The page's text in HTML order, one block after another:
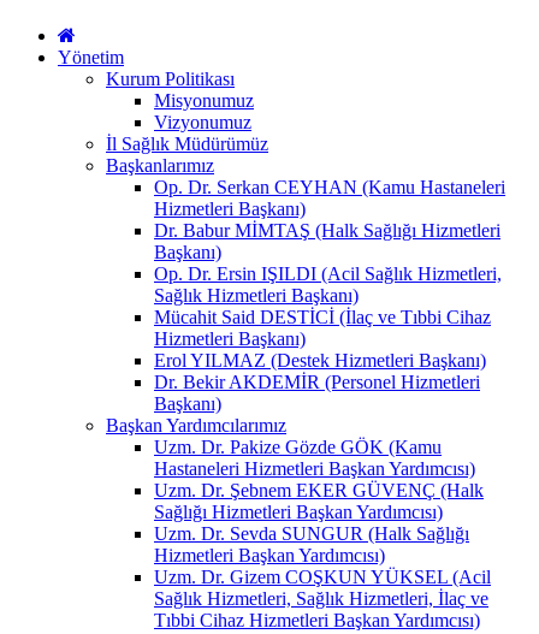
Yönetim
Kurum Politikası
Misyonumuz
Vizyonumuz
İl Sağlık Müdürümüz
Başkanlarımız
Op. Dr. Serkan CEYHAN (Kamu Hastaneleri
Hizmetleri Başkanı)
Dr. Babur MİMTAŞ (Halk Sağlığı Hizmetleri
Başkanı)
Op. Dr. Ersin IŞILDI (Acil Sağlık Hizmetleri,
Sağlık Hizmetleri Başkanı)
Mücahit Said DESTİCİ (İlaç ve Tıbbi Cihaz
Hizmetleri Başkanı)
Erol YILMAZ (Destek Hizmetleri Başkanı)
Dr. Bekir AKDEMİR (Personel Hizmetleri
Başkanı)
Başkan Yardımcılarımız
Uzm. Dr. Pakize Gözde GÖK (Kamu
Hastaneleri Hizmetleri Başkan Yardımcısı)
Uzm. Dr. Şebnem EKER GÜVENÇ (Halk
Sağlığı Hizmetleri Başkan Yardımcısı)
Uzm. Dr. Sevda SUNGUR (Halk Sağlığı
Hizmetleri Başkan Yardımcısı)
Uzm. Dr. Gizem COŞKUN YÜKSEL (Acil
Sağlık Hizmetleri, Sağlık Hizmetleri, İlaç ve
Tıbbi Cihaz Hizmetleri Başkan Yardımcısı)